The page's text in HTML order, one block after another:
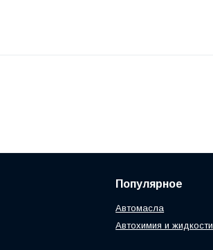
Популярное
Автомасла
Автохимия и жидкости